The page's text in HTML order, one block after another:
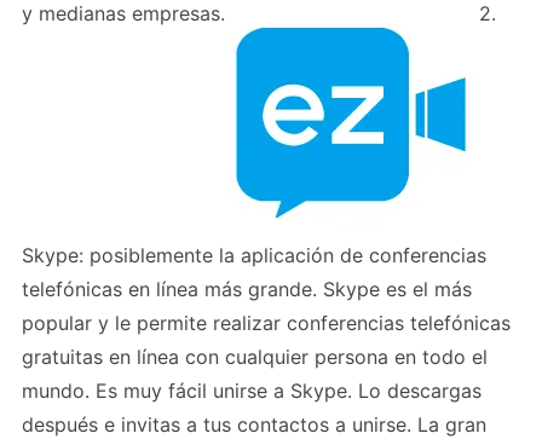
y medianas empresas.
2.
Skype: posiblemente la aplicación de conferencias
telefónicas en línea más grande. Skype es el más
popular y le permite realizar conferencias telefónicas
gratuitas en línea con cualquier persona en todo el
mundo. Es muy fácil unirse a Skype. Lo descargas
después e invitas a tus contactos a unirse. La gran